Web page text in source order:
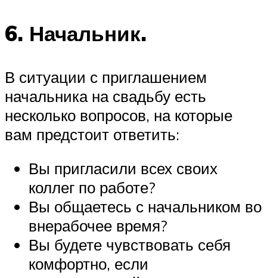
6. Начальник.
В ситуации с приглашением
начальника на свадьбу есть
несколько вопросов, на которые
вам предстоит ответить:
Вы пригласили всех своих
коллег по работе?
Вы общаетесь с начальником во
внерабочее время?
Вы будете чувствовать себя
комфортно, если